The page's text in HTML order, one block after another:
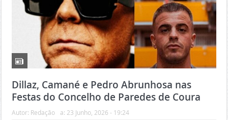
Dillaz, Camané e Pedro Abrunhosa nas
Festas do Concelho de Paredes de Coura
Autor: Redação a: 23 Junho, 2026 - 19:24